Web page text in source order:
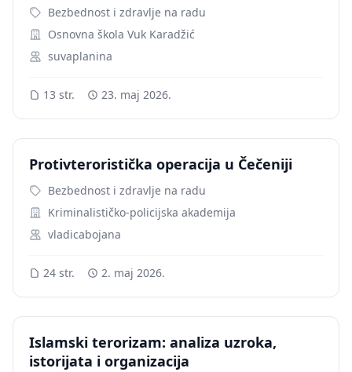
Bezbednost i zdravlje na radu
Osnovna škola Vuk Karadžić
suvaplanina
13 str. 23. maj 2026.
Protivteroristička operacija u Čečeniji
Bezbednost i zdravlje na radu
Kriminalističko-policijska akademija
vladicabojana
24 str. 2. maj 2026.
Islamski terorizam: analiza uzroka,
istorijata i organizacija